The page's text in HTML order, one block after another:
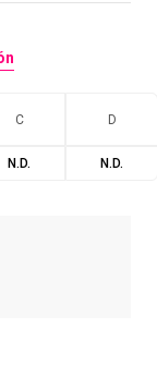
C D
N.D. N.D.